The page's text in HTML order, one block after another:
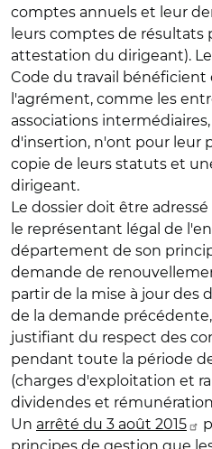
comptes annuels et leur
leurs comptes de résultats
attestation du dirigeant).
Code du travail bénéficient
l'agrément, comme les
associations
d'insertion, n'ont pour leur
copie de leurs statuts et
dirigeant.
Le dossier doit être
le représentant légal de
département de son
demande de
partir de la mise à jour des
de la demande
justifiant du respect des
pendant toute la période
(charges d'exploitation et
dividendes et
Un arrêté du 3 août 2015